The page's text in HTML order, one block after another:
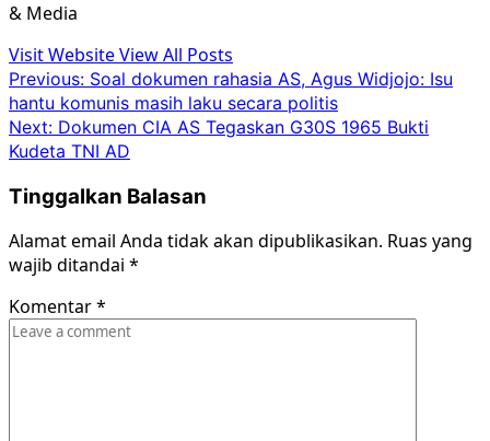
& Media
Visit WebsiteView All Posts
Post
navigation
Previous: Soal dokumen rahasia AS, Agus Widjojo: Isu
hantu komunis masih laku secara politis
Next: Dokumen CIA AS Tegaskan G30S 1965 Bukti
Kudeta TNI AD
Tinggalkan Balasan
Alamat email Anda tidak akan dipublikasikan. Ruas yang
wajib ditandai *
Komentar*